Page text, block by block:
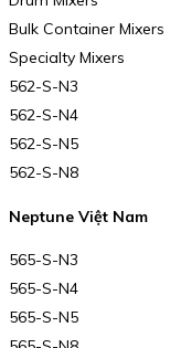
Bulk Container Mixers
Specialty Mixers
562-S-N3
562-S-N4
562-S-N5
562-S-N8
Neptune Việt Nam
565-S-N3
565-S-N4
565-S-N5